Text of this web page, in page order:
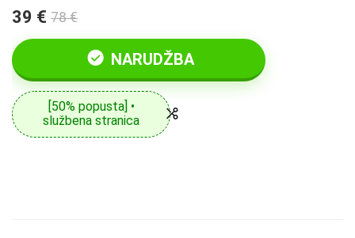
39 € 78 €
NARUDŽBA
[50% popusta] •
službena stranica